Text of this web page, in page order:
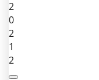
2
0
2
1
2